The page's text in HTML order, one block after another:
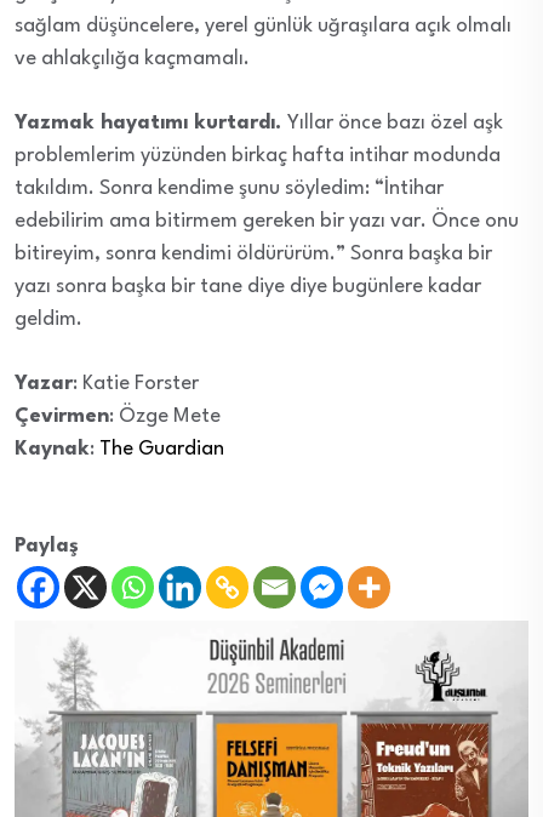
sağlam düşüncelere, yerel günlük uğraşılara açık olmalı
ve ahlakçılığa kaçmamalı.
Yazmak hayatımı kurtardı. Yıllar önce bazı özel aşk
problemlerim yüzünden birkaç hafta intihar modunda
takıldım. Sonra kendime şunu söyledim: “İntihar
edebilirim ama bitirmem gereken bir yazı var. Önce onu
bitireyim, sonra kendimi öldürürüm.” Sonra başka bir
yazı sonra başka bir tane diye diye bugünlere kadar
geldim.
Yazar: Katie Forster
Çevirmen: Özge Mete
Kaynak: The Guardian
Paylaş